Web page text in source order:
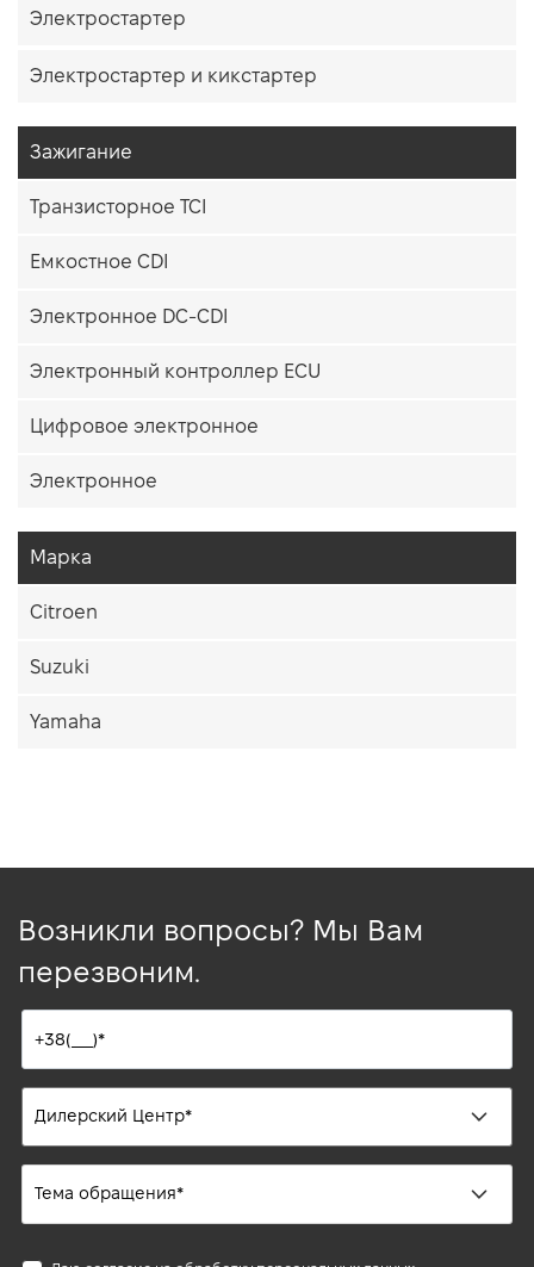
Электростартер
Электростартер и кикстартер
Зажигание
Транзисторное TCI
Емкостное CDI
Электронное DC-CDI
Электронный контроллер ECU
Цифровое электронное
Электронное
Марка
Citroen
Suzuki
Yamaha
Возникли вопросы? Мы Вам
перезвоним.